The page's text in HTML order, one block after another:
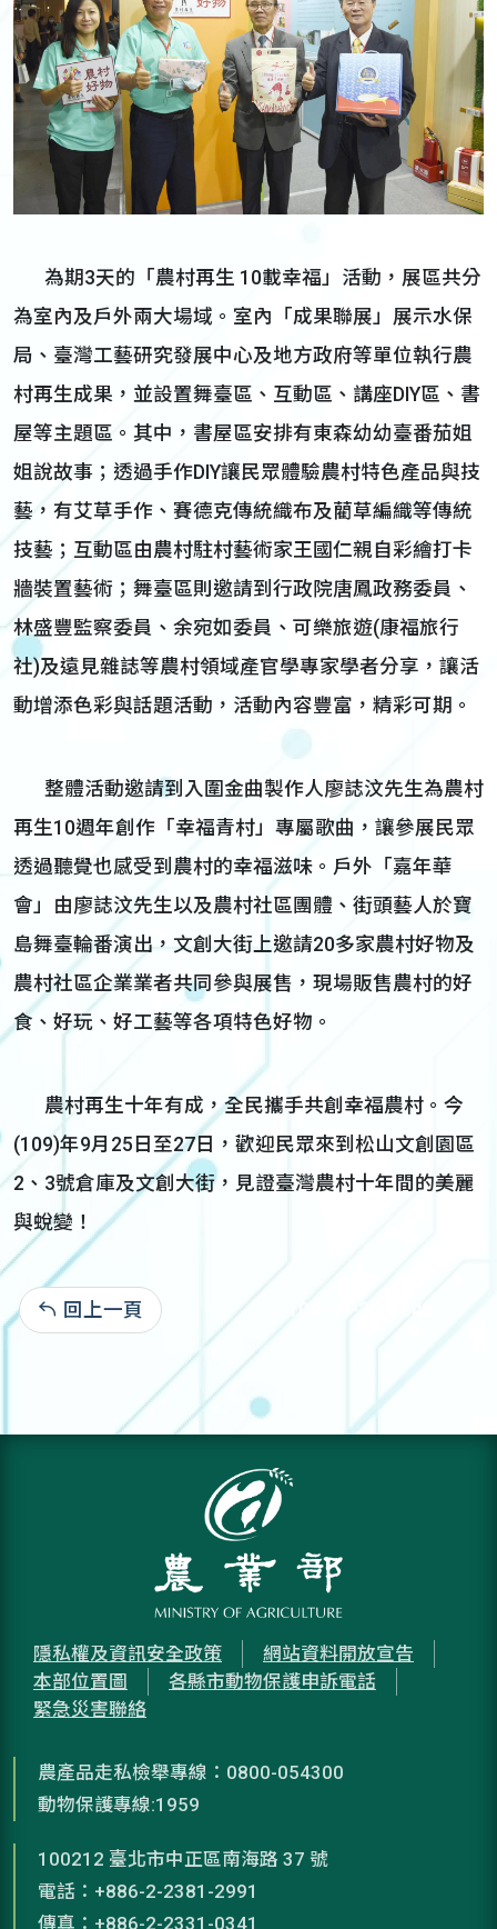
為期3天的「農村再生 10載幸福」活動，展區共分
為室內及戶外兩大場域。室內「成果聯展」展示水保
局、臺灣工藝研究發展中心及地方政府等單位執行農
村再生成果，並設置舞臺區、互動區、講座DIY區、書
屋等主題區。其中，書屋區安排有東森幼幼臺番茄姐
姐說故事；透過手作DIY讓民眾體驗農村特色產品與技
藝，有艾草手作、賽德克傳統織布及藺草編織等傳統
技藝；互動區由農村駐村藝術家王國仁親自彩繪打卡
牆裝置藝術；舞臺區則邀請到行政院唐鳳政務委員、
林盛豐監察委員、余宛如委員、可樂旅遊(康福旅行
社)及遠見雜誌等農村領域產官學專家學者分享，讓活
動增添色彩與話題活動，活動內容豐富，精彩可期。
整體活動邀請到入圍金曲製作人廖誌汶先生為農村
再生10週年創作「幸福青村」專屬歌曲，讓參展民眾
透過聽覺也感受到農村的幸福滋味。戶外「嘉年華
會」由廖誌汶先生以及農村社區團體、街頭藝人於寶
島舞臺輪番演出，文創大街上邀請20多家農村好物及
農村社區企業業者共同參與展售，現場販售農村的好
食、好玩、好工藝等各項特色好物。
農村再生十年有成，全民攜手共創幸福農村。今
(109)年9月25日至27日，歡迎民眾來到松山文創園區
2、3號倉庫及文創大街，見證臺灣農村十年間的美麗
與蛻變！
回上一頁 109-09-25:2,045
隱私權及資訊安全政策
網站資料開放宣告
本部位置圖
各縣市動物保護申訴電話
緊急災害聯絡
農產品走私檢舉專線：0800-054300
動物保護專線:1959
100212 臺北市中正區南海路 37 號
電話：+886-2-2381-2991
傳真：+886-2-2331-0341